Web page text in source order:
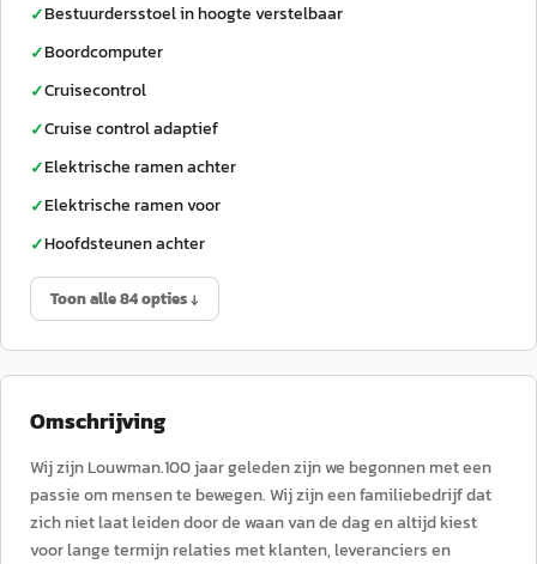
✓Bestuurdersstoel in hoogte verstelbaar
✓Boordcomputer
✓Cruisecontrol
✓Cruise control adaptief
✓Elektrische ramen achter
✓Elektrische ramen voor
✓Hoofdsteunen achter
Toon alle 84 opties ↓
Omschrijving
Wij zijn Louwman.100 jaar geleden zijn we begonnen met een
passie om mensen te bewegen. Wij zijn een familiebedrijf dat
zich niet laat leiden door de waan van de dag en altijd kiest
voor lange termijn relaties met klanten, leveranciers en